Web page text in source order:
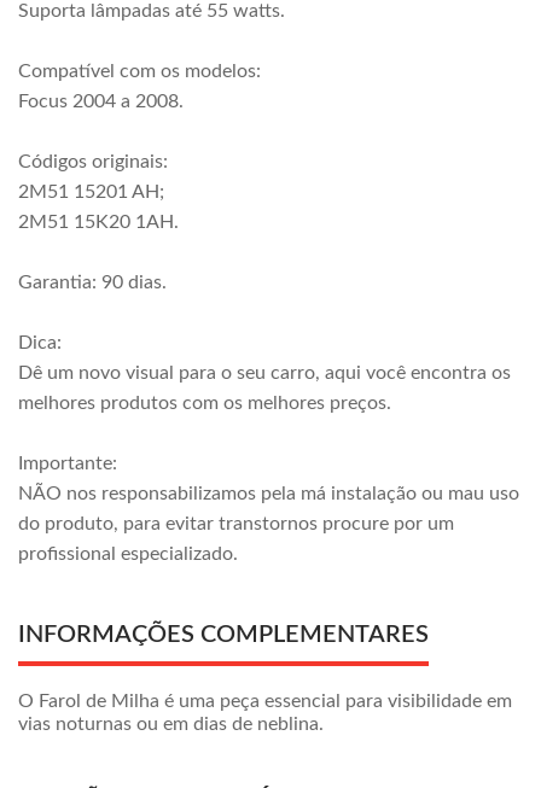
Suporta lâmpadas até 55 watts.
Compatível com os modelos:
Focus 2004 a 2008.
Códigos originais:
2M51 15201 AH;
2M51 15K20 1AH.
Garantia: 90 dias.
Dica:
Dê um novo visual para o seu carro, aqui você encontra os
melhores produtos com os melhores preços.
Importante:
NÃO nos responsabilizamos pela má instalação ou mau uso
do produto, para evitar transtornos procure por um
profissional especializado.
INFORMAÇÕES COMPLEMENTARES
O Farol de Milha é uma peça essencial para visibilidade em
vias noturnas ou em dias de neblina.